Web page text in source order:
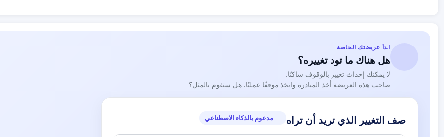
ابدأ عريضتك الخاصة
هل هناك ما تود تغييره؟
لا يمكنك إحداث تغيير بالوقوف ساكنًا.
صاحب هذه العريضة أخذ المبادرة واتخذ موقفًا عمليًا. هل ستقوم بالمثل؟
صف التغيير الذي تريد أن تراه مدعوم بالذكاء الاصطناعي